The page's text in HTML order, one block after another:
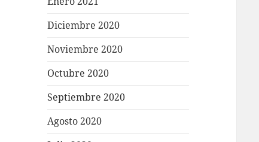
Diciembre 2020
Noviembre 2020
Octubre 2020
Septiembre 2020
Agosto 2020